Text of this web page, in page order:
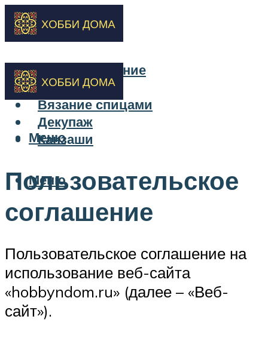
Бисероплетение
Вышивка
Вязание спицами
Декупаж
Канзаши
Меню
Меню
Пользовательское
соглашение
Пользовательское соглашение на
использование веб-сайта
«hobbyndom.ru» (далее – «Веб-
сайт»).